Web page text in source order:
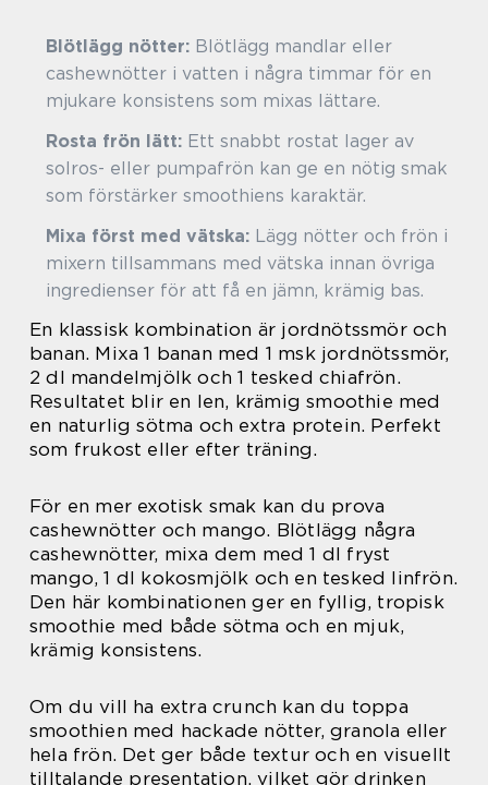
Blötlägg nötter: Blötlägg mandlar eller
cashewnötter i vatten i några timmar för en
mjukare konsistens som mixas lättare.
Rosta frön lätt: Ett snabbt rostat lager av
solros- eller pumpafrön kan ge en nötig smak
som förstärker smoothiens karaktär.
Mixa först med vätska: Lägg nötter och frön i
mixern tillsammans med vätska innan övriga
ingredienser för att få en jämn, krämig bas.
En klassisk kombination är jordnötssmör och
banan. Mixa 1 banan med 1 msk jordnötssmör,
2 dl mandelmjölk och 1 tesked chiafrön.
Resultatet blir en len, krämig smoothie med
en naturlig sötma och extra protein. Perfekt
som frukost eller efter träning.
För en mer exotisk smak kan du prova
cashewnötter och mango. Blötlägg några
cashewnötter, mixa dem med 1 dl fryst
mango, 1 dl kokosmjölk och en tesked linfrön.
Den här kombinationen ger en fyllig, tropisk
smoothie med både sötma och en mjuk,
krämig konsistens.
Om du vill ha extra crunch kan du toppa
smoothien med hackade nötter, granola eller
hela frön. Det ger både textur och en visuellt
tilltalande presentation, vilket gör drinken